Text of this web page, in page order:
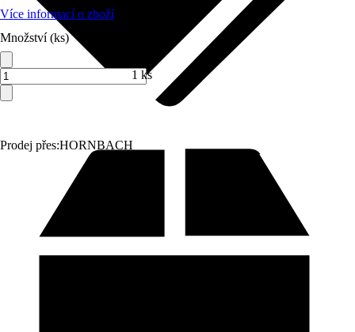
Prodej přes:HORNBACH
Více informací o zboží
Množství (ks)
1 ks